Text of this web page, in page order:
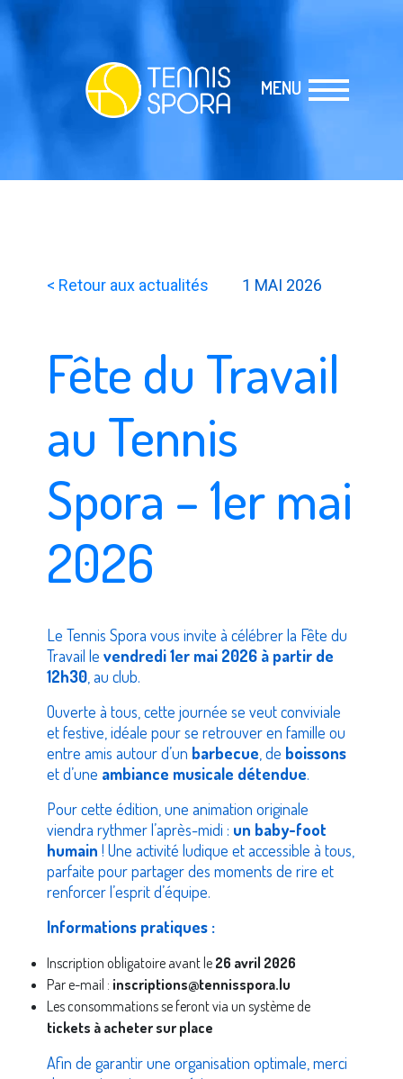
MENU
< Retour aux actualités 1 MAI 2026
Fête du Travail
au Tennis
Spora – 1er mai
2026
Le Tennis Spora vous invite à célébrer la Fête du
Travail levendredi 1er mai 2026 à partir de
12h30 , au club.
Ouverte à tous, cette journée se veut conviviale
et festive, idéale pour se retrouver en famille ou
entre amis autour d’un barbecue , de boissons
et d’une ambiance musicale détendue.
Pour cette édition, une animation originale
viendra rythmer l’après-midi : un baby-foot
humain ! Une activité ludique et accessible à tous,
parfaite pour partager des moments de rire et
renforcer l’esprit d’équipe.
Informations pratiques :
Inscription obligatoire avant le 26 avril 2026
Par e-mail : inscriptions@tennisspora.lu
Les consommations se feront via un système de
tickets à acheter sur place
Afin de garantir une organisation optimale, merci